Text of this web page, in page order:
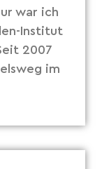
war ich
Institut
2007
im